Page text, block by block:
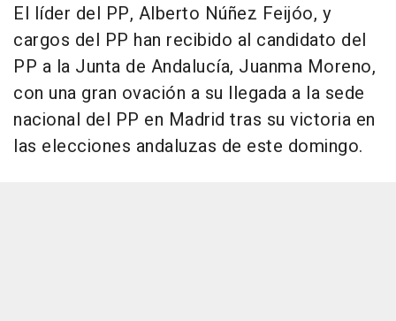
El líder del PP, Alberto Núñez Feijóo, y
cargos del PP han recibido al candidato del
PP a la Junta de Andalucía, Juanma Moreno,
con una gran ovación a su llegada a la sede
nacional del PP en Madrid tras su victoria en
las elecciones andaluzas de este domingo.